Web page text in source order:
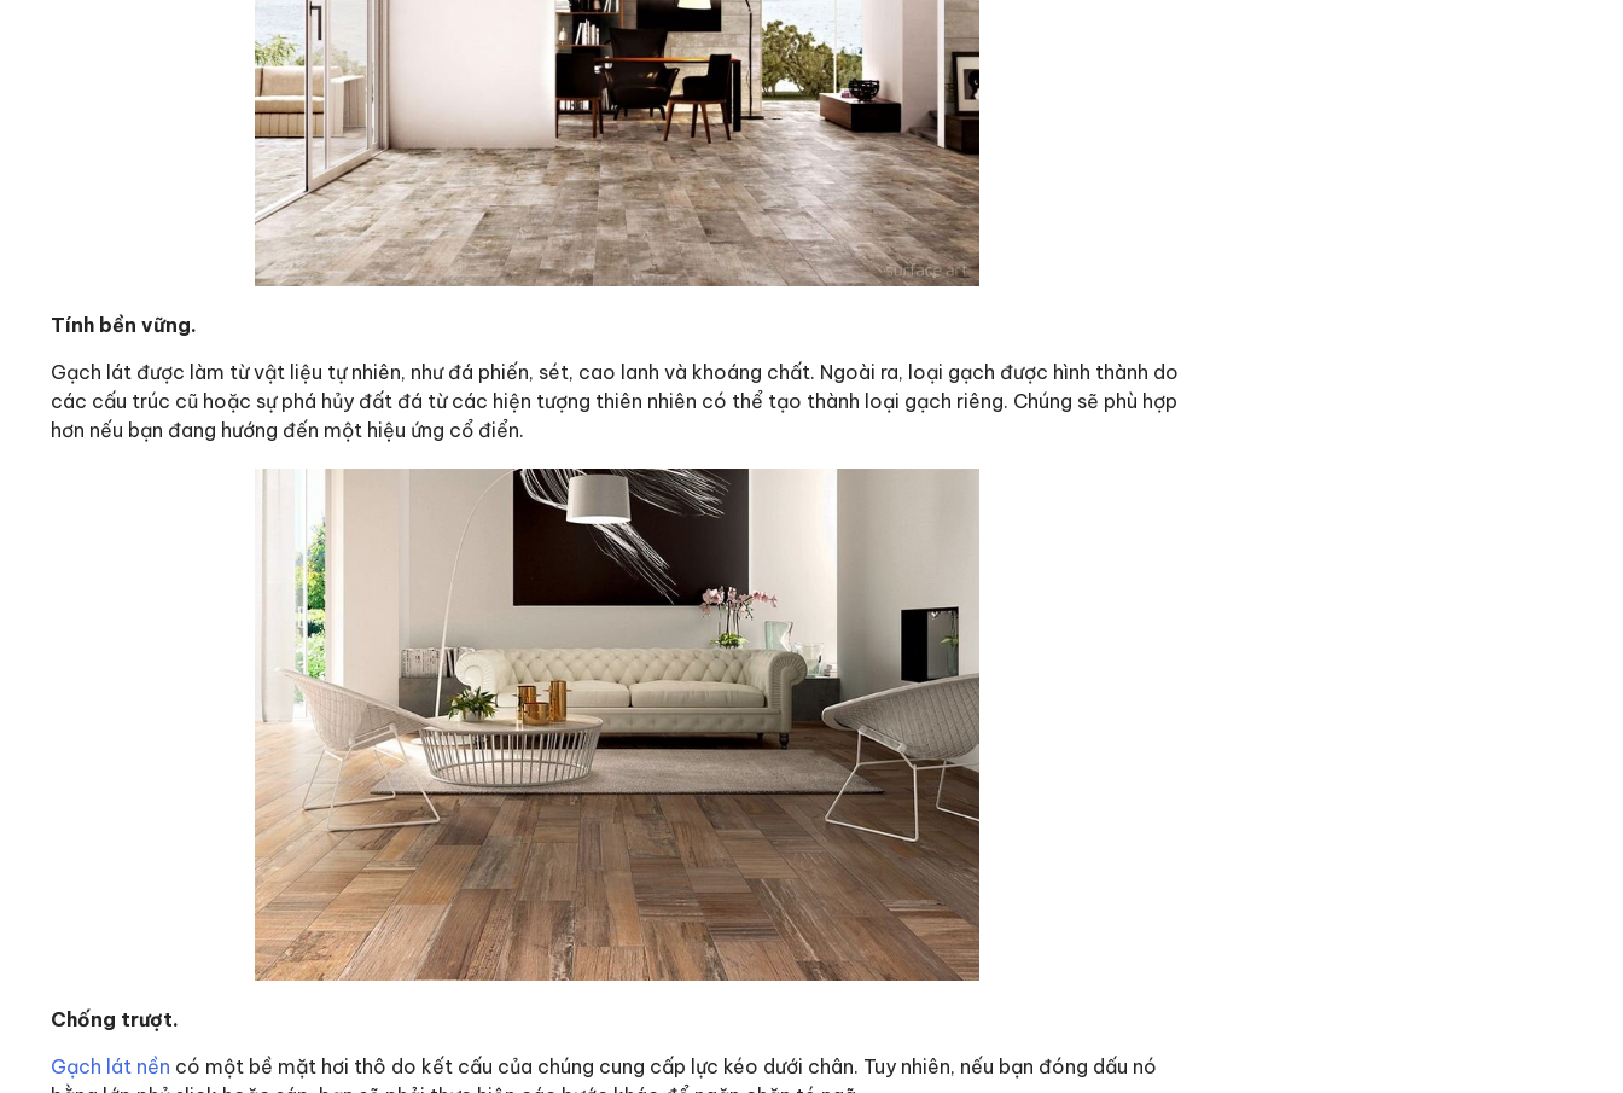
Tính bền vững.
Gạch lát được làm từ vật liệu tự nhiên, như đá phiến, sét, cao lanh và khoáng chất. Ngoài ra, loại gạch được hình thành do
các cấu trúc cũ hoặc sự phá hủy đất đá từ các hiện tượng thiên nhiên có thể tạo thành loại gạch riêng. Chúng sẽ phù hợp
hơn nếu bạn đang hướng đến một hiệu ứng cổ điển.
Chống trượt.
Gạch lát nền có một bề mặt hơi thô do kết cấu của chúng cung cấp lực kéo dưới chân. Tuy nhiên, nếu bạn đóng dấu nó